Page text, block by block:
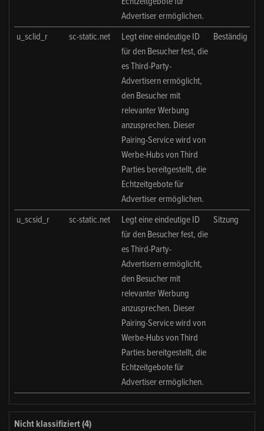
Advertiser ermöglichen.
u_sclid_r sc-static.net
Legt eine eindeutige ID
für den Besucher fest, die
es Third-Party-
Advertisern ermöglicht,
den Besucher mit
relevanter Werbung
anzusprechen. Dieser
Pairing-Service wird von
Werbe-Hubs von Third
Parties bereitgestellt, die
Echtzeitgebote für
Advertiser ermöglichen.
Beständig
u_scsid_r sc-static.net
Legt eine eindeutige ID
für den Besucher fest, die
es Third-Party-
Advertisern ermöglicht,
den Besucher mit
relevanter Werbung
anzusprechen. Dieser
Pairing-Service wird von
Werbe-Hubs von Third
Parties bereitgestellt, die
Echtzeitgebote für
Advertiser ermöglichen.
Sitzung
Nicht klassifiziert (4)